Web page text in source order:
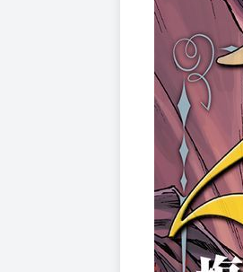
論罪之刃即將制裁
作者：塩野干支郎次
日本漫畫家，出身
著有《魔女鍊金術
X：
© Etorouji Shiono/